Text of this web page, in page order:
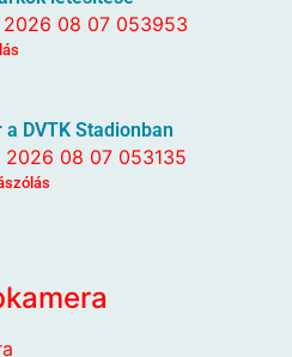
DVTK Stadionban